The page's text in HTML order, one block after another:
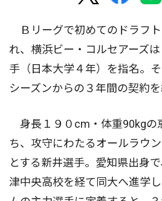
Ｂリーグで初めてのドラフ
れ、横浜ビー・コルセアーズ
手（日本大学４年）を指名。
シーズンからの３年間の契約を
身長１９０cm・体重90kgの
ち、攻守にわたるオールラウ
とする新井選手。愛知県出身
津中央高校を経て同大へ進学